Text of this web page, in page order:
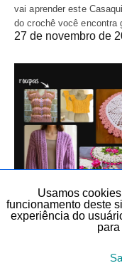
vai aprender este
do crochê você encontra
27 de novembro de
DIY, FAÇA VOCÊ
Usamos
funcionamento deste
experiência do